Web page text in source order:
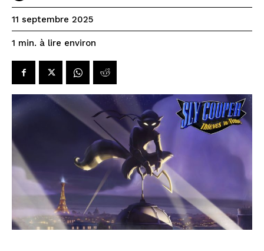
11 septembre 2025
1 min. à lire environ